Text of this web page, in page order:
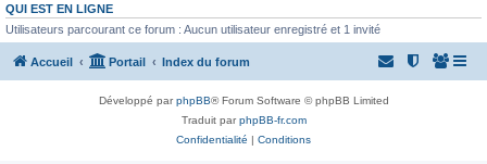
QUI EST EN LIGNE
Utilisateurs parcourant ce forum : Aucun utilisateur enregistré et 1 invité
Accueil Portail Index du forum
Développé parphpBB® Forum Software © phpBB Limited
Traduit parphpBB-fr.com
Confidentialité | Conditions